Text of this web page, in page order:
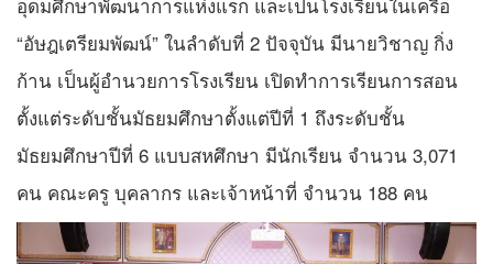
“อัษฎเตรียมพัฒน์” ในลำดับที่ 2 ปัจจุบัน มีนายวิชาญ กิ่ง
ก้าน เป็นผู้อำนวยการโรงเรียน เปิดทำการเรียนการสอน
ตั้งแต่ระดับชั้นมัธยมศึกษาตั้งแต่ปีที่ 1 ถึงระดับชั้น
มัธยมศึกษาปีที่ 6 แบบสหศึกษา มีนักเรียน จำนวน 3,071
คน คณะครู บุคลากร และเจ้าหน้าที่ จำนวน 188 คน